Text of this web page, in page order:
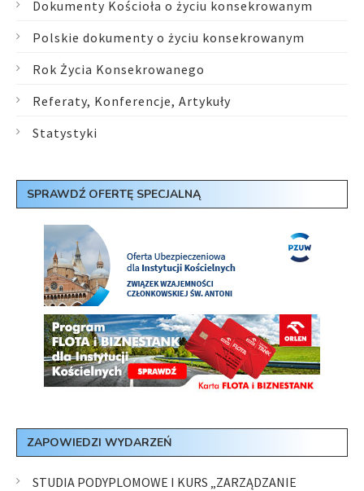
Dokumenty Kościoła o życiu konsekrowanym
Polskie dokumenty o życiu konsekrowanym
Rok Życia Konsekrowanego
Referaty, Konferencje, Artykuły
Statystyki
SPRAWDŹ OFERTĘ SPECJALNĄ
ZAPOWIEDZI WYDARZEŃ
STUDIA PODYPLOMOWE I KURS „ZARZĄDZANIE